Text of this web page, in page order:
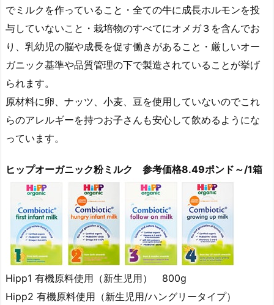
でミルクを作っていること・全ての牛に成長ホルモンを投
与していないこと・栽培物のすべてにオメガ３を含んでお
り、乳幼児の脳や成長を促す働きがあること・厳しいオー
ガニック基準や品質管理の下で製造されていることが挙げ
られます。
原材料に卵、ナッツ、小麦、豆を使用していないのでこれ
らのアレルギーを持つお子さんも安心して飲めるようにな
っています。
ヒップオーガニック粉ミルク 参考価格8.49ポンド～/1箱
Hipp1 有機原料使用（新生児用） 800g
Hipp2 有機原料使用（新生児用/ハングリータイプ）